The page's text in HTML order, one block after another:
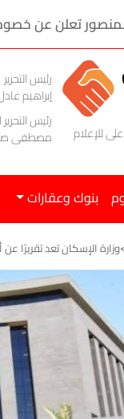
تعلن عن خصومات
للإعلام
رئيس التحرير
إبراهيم
رئيس
مصطفى
بنوك وعقارات
وزارة الإسكان تعد تقريرًا